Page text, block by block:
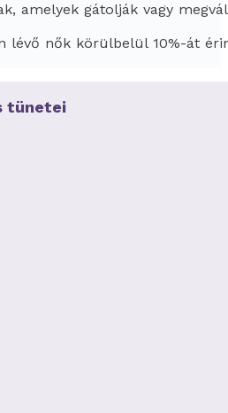
amelyek gátolják vagy
lévő nők körülbelül 10%-át
tünetei